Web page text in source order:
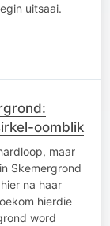
uitsaai.
oomblik
maar
Skemergrond
na haar
hierdie
word